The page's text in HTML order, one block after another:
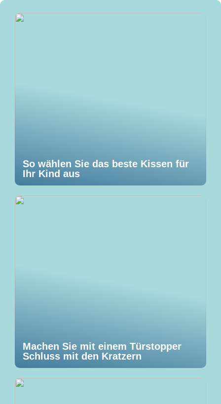
So wählen Sie das beste Kissen für
Ihr Kind aus
Machen Sie mit einem Türstopper
Schluss mit den Kratzern